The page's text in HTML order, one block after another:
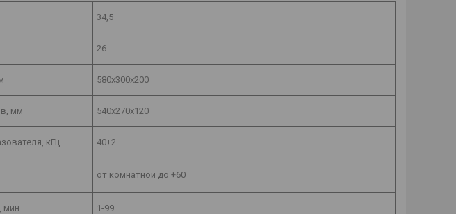
34,5
26
580х300х200
мм 540х270х120
кГц 40±2
от комнатной до +60
мин 1-99